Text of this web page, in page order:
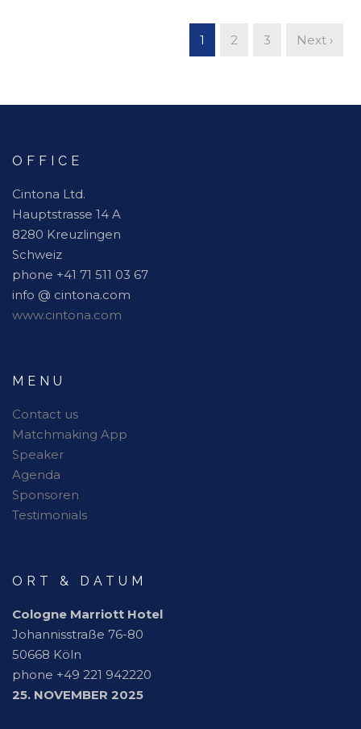
1 2 3 Next ›
OFFICE
Cintona Ltd.
Hauptstrasse 14 A
8280 Kreuzlingen
Schweiz
phone +41 71 511 03 67
info @ cintona.com
www.cintona.com
MENU
Contact us
Matchmaking App
Speaker
Agenda
Sponsoren
Testimonials
ORT & DATUM
Cologne Marriott Hotel
Johannisstraße 76-80
50668 Köln
phone +49 221 942220
25. NOVEMBER 2025